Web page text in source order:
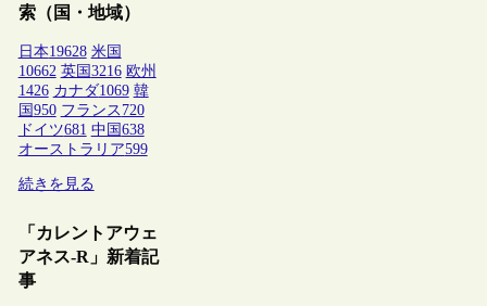
索（国・地域）
日本19628 米国
10662 英国 3216 欧州
1426 カナダ1069 韓
国 950 フランス 720
ドイツ681 中国 638
オーストラリア599
続きを見る
「カレントアウェ
アネス-R」新着記
事